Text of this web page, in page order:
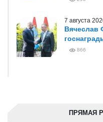
7 августа
Вячеслав
866
ПРЯМАЯ